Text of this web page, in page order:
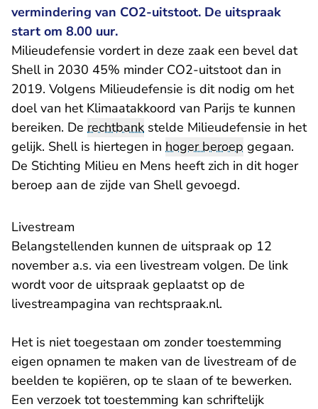
vermindering van CO2-uitstoot. De uitspraak
start om 8.00 uur.
Milieudefensie vordert in deze zaak een bevel dat
Shell in 2030 45% minder CO2-uitstoot dan in
2019. Volgens Milieudefensie is dit nodig om het
doel van het Klimaatakkoord van Parijs te kunnen
bereiken. De rechtbank stelde Milieudefensie in het
gelijk. Shell is hiertegen in hoger beroep gegaan.
De Stichting Milieu en Mens heeft zich in dit hoger
beroep aan de zijde van Shell gevoegd.
Livestream
Belangstellenden kunnen de uitspraak op 12
november a.s. via een livestream volgen. De link
wordt voor de uitspraak geplaatst op de
livestreampagina van rechtspraak.nl.
Het is niet toegestaan om zonder toestemming
eigen opnamen te maken van de livestream of de
beelden te kopiëren, op te slaan of te bewerken.
Een verzoek tot toestemming kan schriftelijk